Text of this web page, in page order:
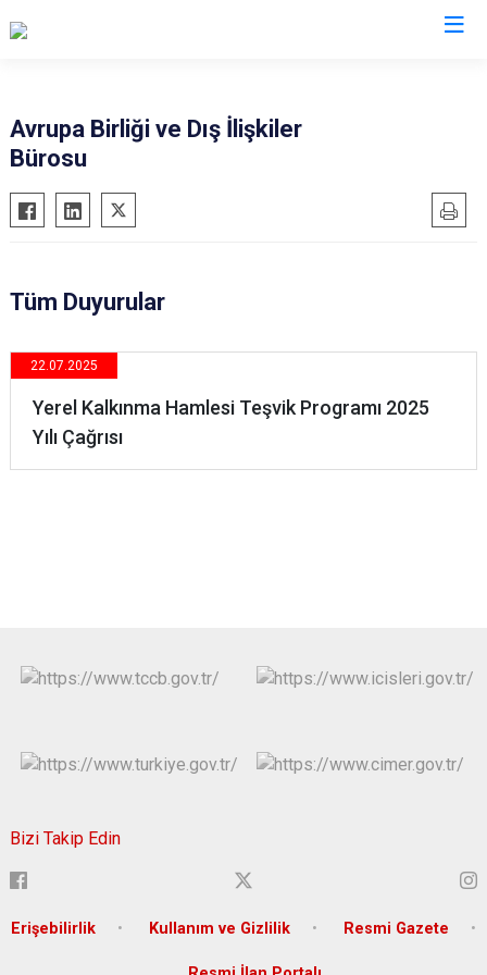
Avrupa Birliği ve Dış İlişkiler
Bürosu
Tüm Duyurular
22.07.2025
Yerel Kalkınma Hamlesi Teşvik Programı 2025
Yılı Çağrısı
Bizi Takip Edin
Erişebilirlik Kullanım ve Gizlilik Resmi Gazete